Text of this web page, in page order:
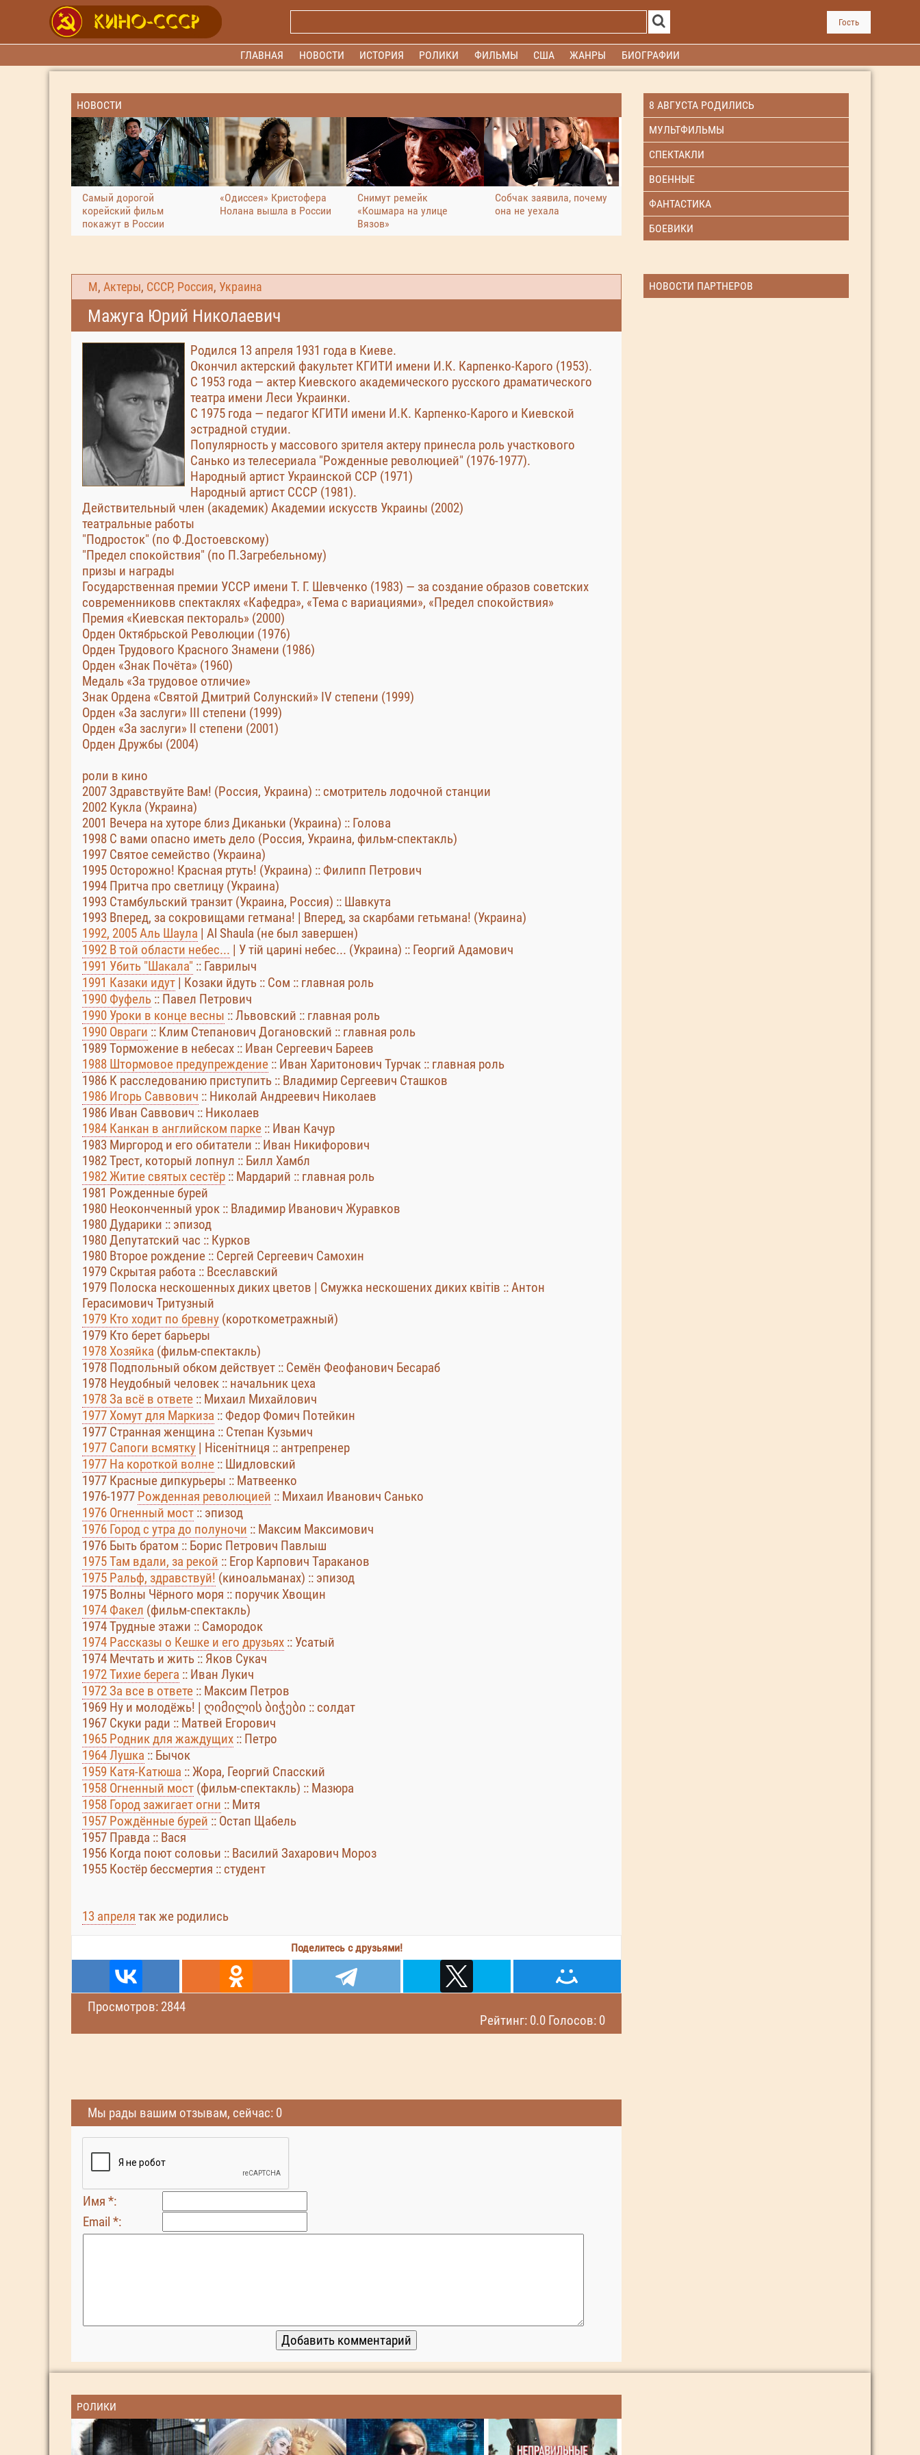
Гость
ГЛАВНАЯ НОВОСТИ ИСТОРИЯ РОЛИКИ ФИЛЬМЫ США ЖАНРЫ БИОГРАФИИ
НОВОСТИ
Самый дорогой
корейский фильм
покажут в России
«Одиссея» Кристофера
Нолана вышла в России
Снимут ремейк
«Кошмара на улице
Вязов»
Собчак заявила, почему
она не уехала
8 АВГУСТА РОДИЛИСЬ
МУЛЬТФИЛЬМЫ
СПЕКТАКЛИ
ВОЕННЫЕ
ФАНТАСТИКА
БОЕВИКИ
М , Актеры, СССР, Россия, Украина
Мажуга Юрий Николаевич
Родился 13 апреля 1931 года в Киеве.
Окончил актерский факультет КГИТИ имени И.К. Карпенко-Карого (1953).
С 1953 года — актер Киевского академического русского драматического
театра имени Леси Украинки.
С 1975 года — педагог КГИТИ имени И.К. Карпенко-Карого и Киевской
эстрадной студии.
Популярность у массового зрителя актеру принесла роль участкового
Санько из телесериала "Рожденные революцией" (1976-1977).
Народный артист Украинской ССР (1971)
Народный артист СССР (1981).
Действительный член (академик) Академии искусств Украины (2002)
театральные работы
"Подросток" (по Ф.Достоевскому)
"Предел спокойствия" (по П.Загребельному)
призы и награды
Государственная премии УССР имени Т. Г. Шевченко (1983) — за создание образов советских
современниковв спектаклях «Кафедра», «Тема с вариациями», «Предел спокойствия»
Премия «Киевская пектораль» (2000)
Орден Октябрьской Революции (1976)
Орден Трудового Красного Знамени (1986)
Орден «Знак Почёта» (1960)
Медаль «За трудовое отличие»
Знак Ордена «Святой Дмитрий Солунский» ІV cтепени (1999)
Орден «За заслуги» III степени (1999)
Орден «За заслуги» II степени (2001)
Орден Дружбы (2004)
роли в кино
2007 Здравствуйте Вам! (Россия, Украина) :: смотритель лодочной станции
2002 Кукла (Украина)
2001 Вечера на хуторе близ Диканьки (Украина) :: Голова
1998 С вами опасно иметь дело (Россия, Украина, фильм-спектакль)
1997 Святое семейство (Украина)
1995 Осторожно! Красная ртуть! (Украина) :: Филипп Петрович
1994 Притча про светлицу (Украина)
1993 Стамбульский транзит (Украина, Россия) :: Шавкута
1993 Вперед, за сокровищами гетмана! | Вперед, за скарбами гетьмана! (Украина)
1992, 2005 Аль Шаула | Al Shaula (не был завершен)
1992 В той области небес... | У тій царині небес... (Украина) :: Георгий Адамович
1991 Убить "Шакала" :: Гаврилыч
1991 Казаки идут | Козаки йдуть :: Сом :: главная роль
1990 Фуфель :: Павел Петрович
1990 Уроки в конце весны :: Львовский :: главная роль
1990 Овраги :: Клим Степанович Догановский :: главная роль
1989 Торможение в небесах :: Иван Сергеевич Бареев
1988 Штормовое предупреждение :: Иван Харитонович Турчак :: главная роль
1986 К расследованию приступить :: Владимир Сергеевич Сташков
1986 Игорь Саввович :: Николай Андреевич Николаев
1986 Иван Саввович :: Николаев
1984 Канкан в английском парке :: Иван Качур
1983 Миргород и его обитатели :: Иван Никифорович
1982 Трест, который лопнул :: Билл Хамбл
1982 Житие святых сестёр :: Мардарий :: главная роль
1981 Рожденные бурей
1980 Неоконченный урок :: Владимир Иванович Журавков
1980 Дударики :: эпизод
1980 Депутатский час :: Курков
1980 Второе рождение :: Сергей Сергеевич Самохин
1979 Скрытая работа :: Всеславский
1979 Полоска нескошенных диких цветов | Смужка нескошених диких квітів :: Антон
Герасимович Тритузный
1979 Кто ходит по бревну (короткометражный)
1979 Кто берет барьеры
1978 Хозяйка (фильм-спектакль)
1978 Подпольный обком действует :: Семён Феофанович Бесараб
1978 Неудобный человек :: начальник цеха
1978 За всё в ответе :: Михаил Михайлович
1977 Хомут для Маркиза :: Федор Фомич Потейкин
1977 Странная женщина :: Степан Кузьмич
1977 Сапоги всмятку | Нісенітниця :: антрепренер
1977 На короткой волне :: Шидловский
1977 Красные дипкурьеры :: Матвеенко
1976-1977 Рожденная революцией :: Михаил Иванович Санько
1976 Огненный мост :: эпизод
1976 Город с утра до полуночи :: Максим Максимович
1976 Быть братом :: Борис Петрович Павлыш
1975 Там вдали, за рекой :: Егор Карпович Тараканов
1975 Ральф, здравствуй! (киноальманах) :: эпизод
1975 Волны Чёрного моря :: поручик Хвощин
1974 Факел (фильм-спектакль)
1974 Трудные этажи :: Самородок
1974 Рассказы о Кешке и его друзьях :: Усатый
1974 Мечтать и жить :: Яков Сукач
1972 Тихие берега :: Иван Лукич
1972 За все в ответе :: Максим Петров
1969 Ну и молодёжь! | ღიმილის ბიჭები :: солдат
1967 Скуки ради :: Матвей Егорович
1965 Родник для жаждущих :: Петро
1964 Лушка :: Бычок
1959 Катя-Катюша :: Жора, Георгий Спасский
1958 Огненный мост (фильм-спектакль) :: Мазюра
1958 Город зажигает огни :: Митя
1957 Рождённые бурей :: Остап Щабель
1957 Правда :: Вася
1956 Когда поют соловьи :: Василий Захарович Мороз
1955 Костёр бессмертия :: студент
13 апреля так же родились
Поделитесь с друзьями!
Просмотров: 2844
Рейтинг: 0.0 Голосов: 0
НОВОСТИ ПАРТНЕРОВ
Мы рады вашим отзывам, сейчас: 0
Имя *:
Email *:
РОЛИКИ